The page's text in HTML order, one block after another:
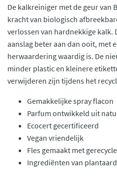
De kalkreiniger met de geur van
kracht van biologisch
verlossen van hardnekkige kalk.
aanslag beter aan dan ooit, met
herwaardering waardig is. De
minder plastic en kleinere
verwijderen zijn tijdens het
Gemakkelijke spray flacon
Parfum ontwikkeld uit
Ecocert gecertificeerd
Vegan vriendelijk
Fles gemaakt met
Ingrediënten van